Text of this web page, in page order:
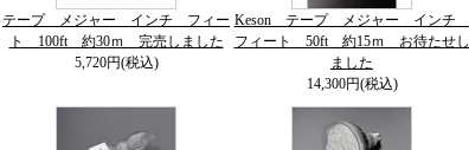
テープ メジャー インチ フィー
ト 100ft 約30ｍ 完売しました
5,720円(税込)
Keson テープ メジャー インチ
フィート 50ft 約15ｍ お待たせし
ました
14,300円(税込)